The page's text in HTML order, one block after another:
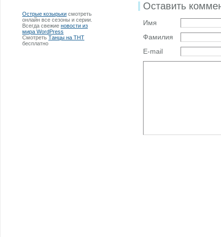
Острые козырьки смотреть
онлайн все сезоны и серии.
Всегда свежие новости из
мира WordPress
Смотреть Танцы на ТНТ
бесплатно
Оставить
Имя
Фамилия
E-mail